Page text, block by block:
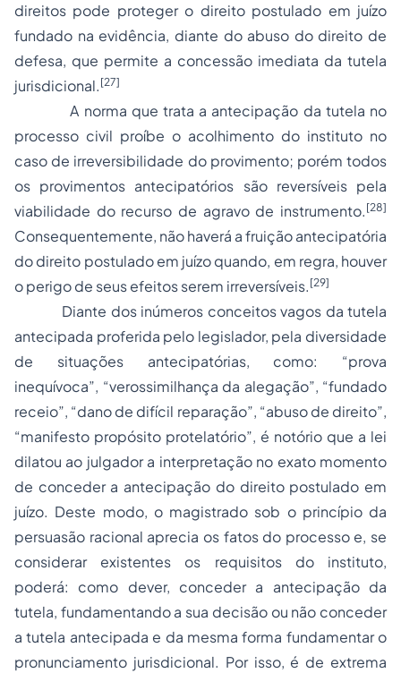
direitos pode proteger o direito postulado em juízo
fundado na evidência, diante do abuso do direito de
defesa, que permite a concessão imediata da tutela
jurisdicional. [27]
A norma que trata a antecipação da tutela no
processo civil proíbe o acolhimento do instituto no
caso de irreversibilidade do provimento; porém todos
os provimentos antecipatórios são reversíveis pela
viabilidade do recurso de agravo de instrumento. [28]
Consequentemente, não haverá a fruição antecipatória
do direito postulado em juízo quando, em regra, houver
o perigo de seus efeitos serem irreversíveis. [29]
Diante dos inúmeros conceitos vagos da tutela
antecipada proferida pelo legislador, pela diversidade
de situações antecipatórias, como: “prova
inequívoca”, “verossimilhança da alegação”, “fundado
receio”, “dano de difícil reparação”, “abuso de direito”,
“manifesto propósito protelatório”, é notório que a lei
dilatou ao julgador a interpretação no exato momento
de conceder a antecipação do direito postulado em
juízo. Deste modo, o magistrado sob o princípio da
persuasão racional aprecia os fatos do processo e, se
considerar existentes os requisitos do instituto,
poderá: como dever, conceder a antecipação da
tutela, fundamentando a sua decisão ou não conceder
a tutela antecipada e da mesma forma fundamentar o
pronunciamento jurisdicional. Por isso, é de extrema